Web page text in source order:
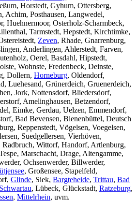
Horstedt, Gyhum, Ottersberg,
Achim, Posthausen, Langwedel,
Huehnermoor, Osterholz-Scharmbeck,
Tarmstedt, Hepstedt, Kirchtimke,
Zeven, Rhade, Gnarrenburg,
Anderlingen, Ahlerstedt, Farven,
Oerel, Basdahl, Hipstedt,
Wohnste, Fredenbeck, Deinste,
Dollern, Horneburg, Oldendorf,
Luehesand, Grünerdeich, Gruenerdeich,
Jork, Nottensdorf, Bliedersdorf,
Amelinghausen, Betzendorf,
Eimke, Gerdau, Uelzen, Emmendorf,
Bad Bevensen, Bienenbüttel, Deutsch
Reppenstedt, Vögelsen, Voegelsen,
Suedgellersen, Vierhöven,
Radbruch, Wittorf, Handorf, Artlenburg,
Marschacht, Drage, Altengamme,
Ochsenwerder, Billwerder,
, Großensee, Stapelfeld,
Glinde, Siek, Bargteheide, Trittau, Bad
, Lübeck, Glückstadt, Ratzeburg,
, Mittelrhein, uvm.